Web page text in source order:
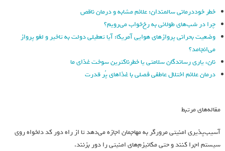
خطر خوددرمانی سالمندان: علائم مشابه و درمان ناقص
چرا در شب‌های طولانی به رخ‌خواب می‌رویم؟
وضعیت بحرانی پروازهای هوایی آمریکا: آیا تعطیلی دولت به تاخیر و لغو پرواز
می‌انجامد؟
نان، یاری رساندگان سلامتی یا خطرناکترین سوخت غذای ما
درمان علائم اختلال عاطفی فصلی با غذاهای پُر قدرت
مقاله‌های مرتبط
آسیب‌پذیری امنیتی مرورگر به مهاجمان اجازه می‌دهد تا از راه دور کد دلخواه روی
سیستم اجرا کنند و حتی مکانیزم‌های امنیتی را دور بزنند.